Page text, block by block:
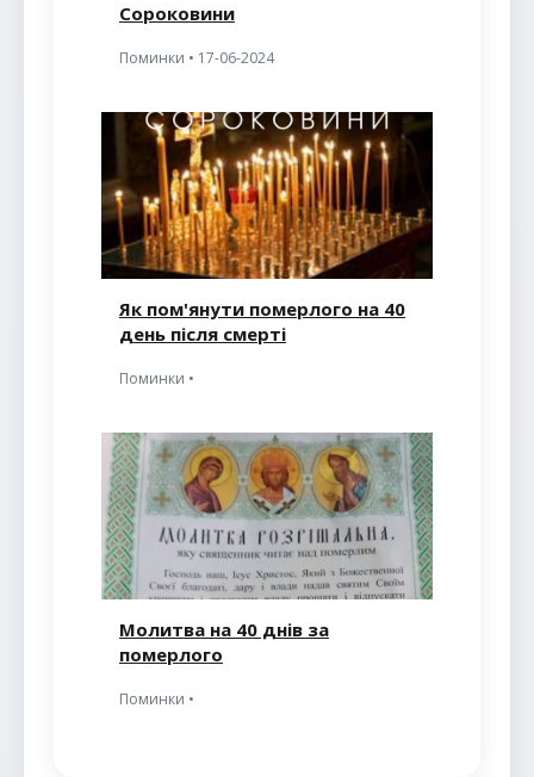
Сороковини
Поминки • 17-06-2024
Як пом'янути померлого на 40
день після смерті
Поминки •
Молитва на 40 днів за
померлого
Поминки •